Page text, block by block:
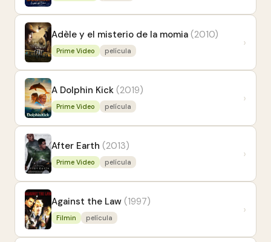
Adèle y el misterio de la momia (2010)
Prime Video película
›
A Dolphin Kick (2019)
Prime Video película
›
After Earth (2013)
Prime Video película
›
Against the Law (1997)
Filmin película
›